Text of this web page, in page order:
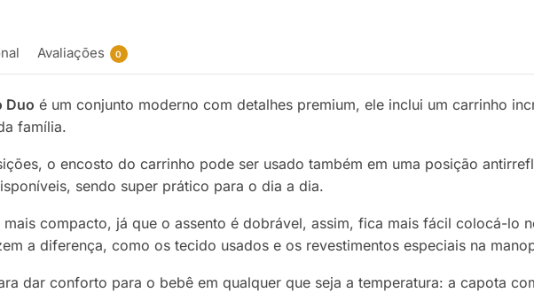
Avaliações 0
Duo é um conjunto moderno com detalhes premium, ele inclui um carrinho
família.
o encosto do carrinho pode ser usado também em uma posição
sendo super prático para o dia a dia.
compacto, já que o assento é dobrável, assim, fica mais fácil colocá-lo
a diferença, como os tecido usados e os revestimentos especiais na
dar conforto para o bebê em qualquer que seja a temperatura: a capota